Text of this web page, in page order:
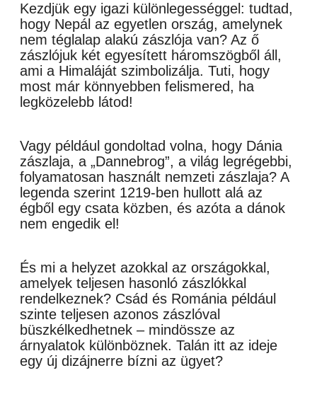
Kezdjük egy igazi különlegességgel: tudtad,
hogy Nepál az egyetlen ország, amelynek
nem téglalap alakú zászlója van? Az ő
zászlójuk két egyesített háromszögből áll,
ami a Himaláját szimbolizálja. Tuti, hogy
most már könnyebben felismered, ha
legközelebb látod!
Vagy például gondoltad volna, hogy Dánia
zászlaja, a „Dannebrog”, a világ legrégebbi,
folyamatosan használt nemzeti zászlaja? A
legenda szerint 1219-ben hullott alá az
égből egy csata közben, és azóta a dánok
nem engedik el!
És mi a helyzet azokkal az országokkal,
amelyek teljesen hasonló zászlókkal
rendelkeznek? Csád és Románia például
szinte teljesen azonos zászlóval
büszkélkedhetnek – mindössze az
árnyalatok különböznek. Talán itt az ideje
egy új dizájnerre bízni az ügyet?